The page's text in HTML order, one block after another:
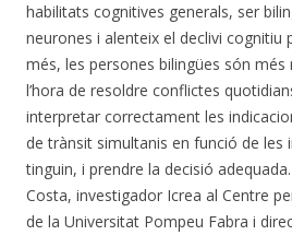
habilitats cognitives generals, ser
neurones i alenteix el declivi cognitiu
més, les persones bilingües són més
l’hora de resoldre conflictes
interpretar correctament les
de trànsit simultanis en funció de les
tinguin, i prendre la decisió
Costa, investigador Icrea al Centre
de la Universitat Pompeu Fabra i